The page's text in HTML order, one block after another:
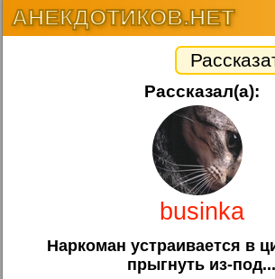
АНЕКДОТИКОВ.НЕТ
Рассказал(а):
businka
Наркоман устраивается в
прыгнуть из-под...